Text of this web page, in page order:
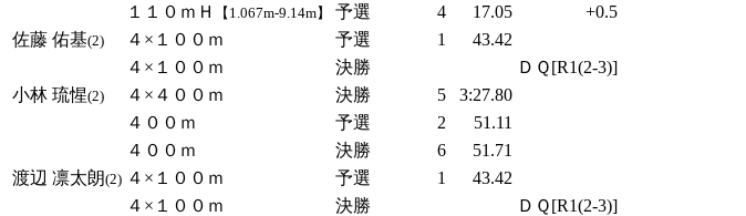
佐藤 佑基(2)
１１０ｍＨ 【1.067m-9.14m】 予選 4 17.05
+0.5
４×１００ｍ
予選 1
43.42
４×１００ｍ
決勝
ＤＱ[R1(2-3)]
小林 琉惺(2) ４×４００ｍ 決勝 5 3:27.80
渡辺 凛太朗(2)
４００ｍ 予選 2
51.11
４００ｍ
決勝 6
51.71
４×１００ｍ
予選 1
43.42
４×１００ｍ
決勝
ＤＱ[R1(2-3)]